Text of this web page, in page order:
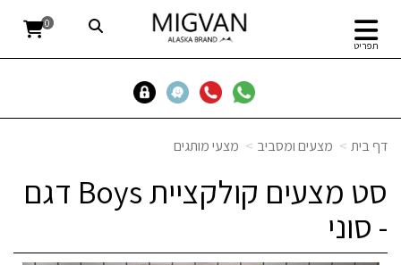
תפריט
0
דף בית מצעים ומסביב מצעי מותגים
סט מצעים קולקציית Boys דגם
- סוני